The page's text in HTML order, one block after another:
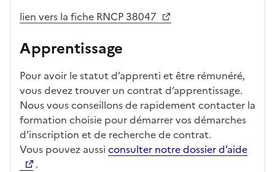
lien vers la fiche RNCP 38047
Apprentissage
Pour avoir le statut d’apprenti et être rémunéré,
vous devez trouver un contrat d’apprentissage.
Nous vous conseillons de rapidement contacter la
formation choisie pour démarrer vos démarches
d’inscription et de recherche de contrat.
Vous pouvez aussi consulter notre dossier d’aide
.